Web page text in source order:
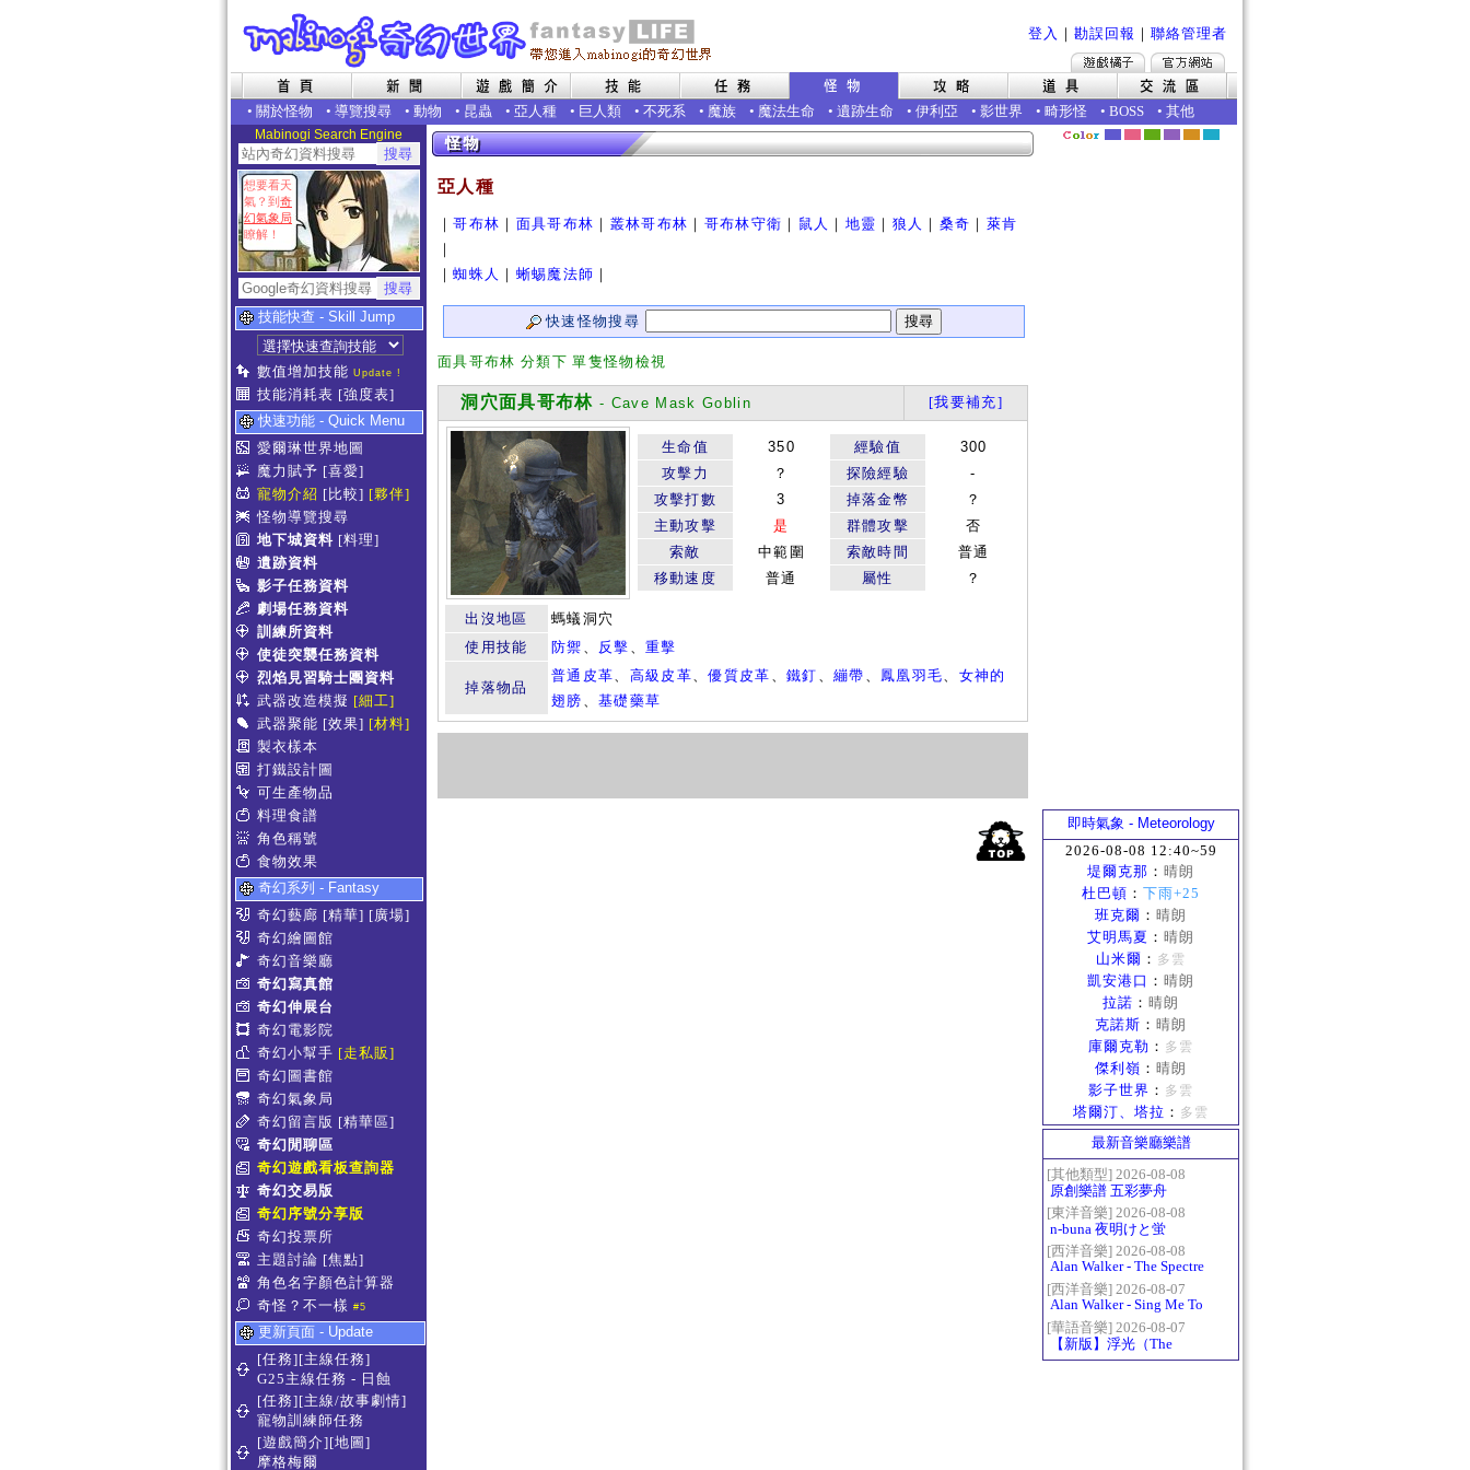
登入 ｜ 勘誤回報 ｜ 聯絡管理者
• 關於怪物 • 導覽搜尋 • 動物 • 昆蟲 • 亞人種 • 巨人類 • 不死系 • 魔族 • 魔法生命 • 遺跡生命 • 伊利亞 • 影世界 • 畸形怪 • BOSS • 其他
Mabinogi Search Engine
想要看天
氣？到 奇
幻氣象局
瞭解！
技能快查 - Skill Jump
數值增加技能 Update !
技能消耗表 [強度表]
快速功能 - Quick Menu
愛爾琳世界地圖
魔力賦予 [喜愛]
寵物介紹 [比較] [夥伴]
怪物導覽搜尋
地下城資料 [料理]
遺跡資料
影子任務資料
劇場任務資料
訓練所資料
使徒突襲任務資料
烈焰見習騎士團資料
武器改造模擬 [細工]
武器聚能 [效果] [材料]
製衣樣本
打鐵設計圖
可生產物品
料理食譜
角色稱號
食物效果
奇幻系列 - Fantasy
奇幻藝廊 [精華] [廣場]
奇幻繪圖館
奇幻音樂廳
奇幻寫真館
奇幻伸展台
奇幻電影院
奇幻小幫手 [走私販]
奇幻圖書館
奇幻氣象局
奇幻留言版 [精華區]
奇幻閒聊區
奇幻遊戲看板查詢器
奇幻交易版
奇幻序號分享版
奇幻投票所
主題討論 [焦點]
角色名字顏色計算器
奇怪？不一樣 #5
更新頁面 - Update
[任務][主線任務]
G25主線任務 - 日蝕
[任務][主線/故事劇情]
寵物訓練師任務
[遊戲簡介][地圖]
摩格梅爾
亞人種
｜哥布林 ｜ 面具哥布林 ｜ 叢林哥布林 ｜ 哥布林守衛 ｜ 鼠人 ｜ 地靈 ｜ 狼人 ｜ 桑奇 ｜ 萊肯
｜
｜蜘蛛人 ｜ 蜥蜴魔法師 ｜
快速怪物搜尋
面具哥布林 分類下 單隻怪物檢視
洞穴面具哥布林 - Cave Mask Goblin [我要補充]
生命值 350 經驗值
300
攻擊力
？ 探險經驗
-
攻擊打數
3 掉落金幣
？
主動攻擊
是 群體攻擊
否
索敵
中範圍 索敵時間
普通
移動速度
普通 屬性 ？
出沒地區
螞蟻洞穴
使用技能
防禦 、 反擊 、重擊
掉落物品
普通皮革、 高級皮革、優質皮革 、鐵釘 、繃帶 、 鳳凰羽毛、 女神的
翅膀 、基礎藥草
即時氣象 - Meteorology
2026-08-08 12:40~59
堤爾克那 ： 晴朗
杜巴頓 ： 下雨+25
班克爾 ： 晴朗
艾明馬夏 ： 晴朗
山米爾 ： 多雲
凱安港口 ： 晴朗
拉諾 ： 晴朗
克諾斯 ： 晴朗
庫爾克勒 ： 多雲
傑利嶺 ： 晴朗
影子世界 ： 多雲
塔爾汀、塔拉 ： 多雲
最新音樂廳樂譜
[其他類型] 2026-08-08
原創樂譜 五彩夢舟
[東洋音樂] 2026-08-08
n-buna 夜明けと蛍
[西洋音樂] 2026-08-08
Alan Walker - The Spectre
[西洋音樂] 2026-08-07
Alan Walker - Sing Me To
Sleep
[華語音樂] 2026-08-07
【新版】浮光（The
History）：六和弦